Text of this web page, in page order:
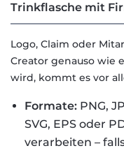
Trinkflasche mit
Logo, Claim oder
Creator genauso wie
wird, kommt es vor
Formate: PNG,
SVG, EPS oder
verarbeiten –